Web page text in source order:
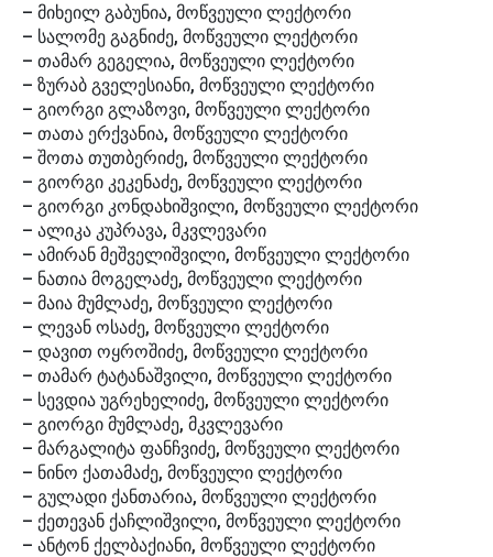
– მიხეილ გაბუნია, მოწვეული ლექტორი
– სალომე გაგნიძე, მოწვეული ლექტორი
– თამარ გეგელია, მოწვეული ლექტორი
– ზურაბ გველესიანი, მოწვეული ლექტორი
– გიორგი გლაზოვი, მოწვეული ლექტორი
– თათა ერქვანია, მოწვეული ლექტორი
– შოთა თუთბერიძე, მოწვეული ლექტორი
– გიორგი კეკენაძე, მოწვეული ლექტორი
– გიორგი კონდახიშვილი, მოწვეული ლექტორი
– ალიკა კუპრავა, მკვლევარი
– ამირან მეშველიშვილი, მოწვეული ლექტორი
– ნათია მოგელაძე, მოწვეული ლექტორი
– მაია მუმლაძე, მოწვეული ლექტორი
– ლევან ოსაძე, მოწვეული ლექტორი
– დავით ოყროშიძე, მოწვეული ლექტორი
– თამარ ტატანაშვილი, მოწვეული ლექტორი
– სევდია უგრეხელიძე, მოწვეული ლექტორი
– გიორგი მუმლაძე, მკვლევარი
– მარგალიტა ფანჩვიძე, მოწვეული ლექტორი
– ნინო ქათამაძე, მოწვეული ლექტორი
– გულადი ქანთარია, მოწვეული ლექტორი
– ქეთევან ქაჩლიშვილი, მოწვეული ლექტორი
– ანტონ ქელბაქიანი, მოწვეული ლექტორი